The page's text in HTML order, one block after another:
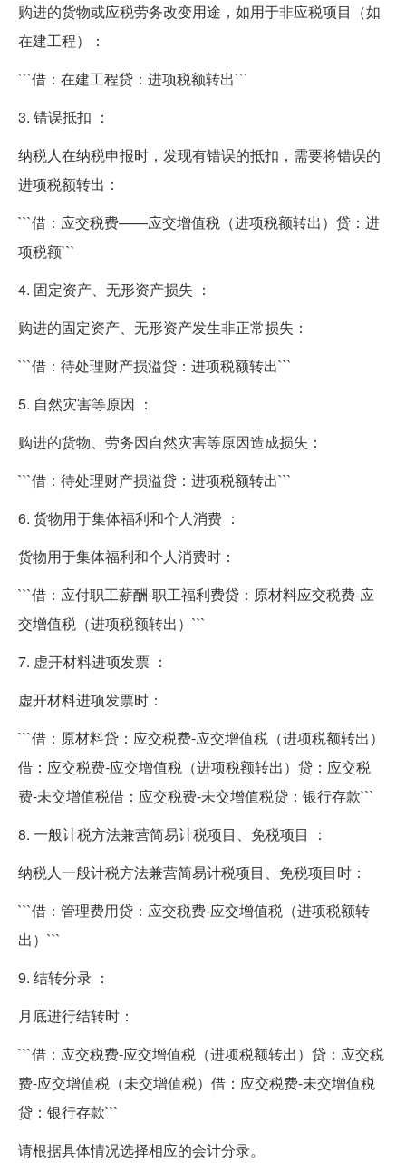
购进的货物或应税劳务改变用途，如用于非应税项目（如
在建工程）：
```借：在建工程贷：进项税额转出```
3. 错误抵扣 ：
纳税人在纳税申报时，发现有错误的抵扣，需要将错误的
进项税额转出：
```借：应交税费——应交增值税（进项税额转出）贷：进
项税额```
4. 固定资产、无形资产损失 ：
购进的固定资产、无形资产发生非正常损失：
```借：待处理财产损溢贷：进项税额转出```
5. 自然灾害等原因 ：
购进的货物、劳务因自然灾害等原因造成损失：
```借：待处理财产损溢贷：进项税额转出```
6. 货物用于集体福利和个人消费 ：
货物用于集体福利和个人消费时：
```借：应付职工薪酬-职工福利费贷：原材料应交税费-应
交增值税（进项税额转出）```
7. 虚开材料进项发票 ：
虚开材料进项发票时：
```借：原材料贷：应交税费-应交增值税（进项税额转出）
借：应交税费-应交增值税（进项税额转出）贷：应交税
费-未交增值税借：应交税费-未交增值税贷：银行存款```
8. 一般计税方法兼营简易计税项目、免税项目 ：
纳税人一般计税方法兼营简易计税项目、免税项目时：
```借：管理费用贷：应交税费-应交增值税（进项税额转
出）```
9. 结转分录 ：
月底进行结转时：
```借：应交税费-应交增值税（进项税额转出）贷：应交税
费-应交增值税（未交增值税）借：应交税费-未交增值税
贷：银行存款```
请根据具体情况选择相应的会计分录。